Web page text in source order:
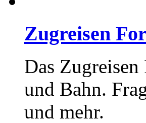
Zugreisen
Das
und Bahn.
und mehr.